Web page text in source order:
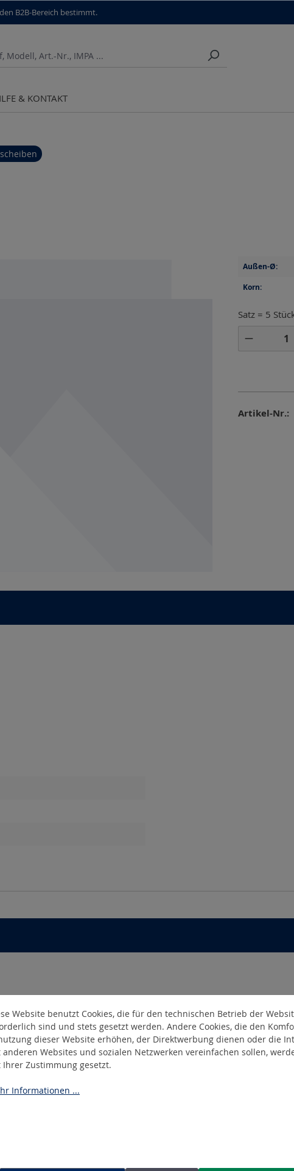
B2B-Bereich bestimmt.
& KONTAKT
Außen-Ø:
Korn:
Satz = 5
Artikel-Nr.:
Website benutzt Cookies, die für den technischen Betrieb der
sind und stets gesetzt werden. Andere Cookies, die den
dieser Website erhöhen, der Direktwerbung dienen oder die
anderen Websites und sozialen Netzwerken vereinfachen sollen,
Ihrer Zustimmung gesetzt.
Informationen ...